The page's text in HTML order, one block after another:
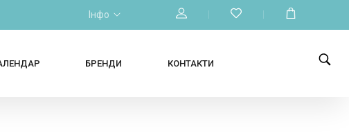
Інфо
БРЕНДИ КОНТАКТИ